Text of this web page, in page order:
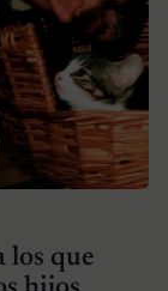
los que